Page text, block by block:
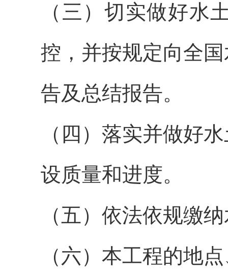
（三）切实做好水
控，并按规定向全
告及总结报告。
（四）落实并做好
设质量和进度。
（五）依法依规缴
（六）本工程的地